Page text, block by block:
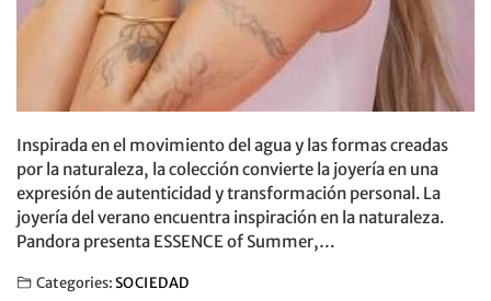
Inspirada en el movimiento del agua y las formas creadas
por la naturaleza, la colección convierte la joyería en una
expresión de autenticidad y transformación personal. La
joyería del verano encuentra inspiración en la naturaleza.
Pandora presenta ESSENCE of Summer,…
Categories:SOCIEDAD